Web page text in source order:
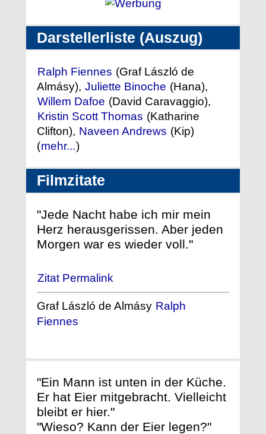
Darstellerliste (Auszug)
Ralph Fiennes (Graf László de
Almásy), Juliette Binoche (Hana),
Willem Dafoe (David Caravaggio),
Kristin Scott Thomas (Katharine
Clifton), Naveen Andrews (Kip)
(mehr...)
Filmzitate
"Jede Nacht habe ich mir mein
Herz herausgerissen. Aber jeden
Morgen war es wieder voll."
Zitat Permalink
Graf László de Almásy Ralph
Fiennes
"Ein Mann ist unten in der Küche.
Er hat Eier mitgebracht. Vielleicht
bleibt er hier."
"Wieso? Kann der Eier legen?"